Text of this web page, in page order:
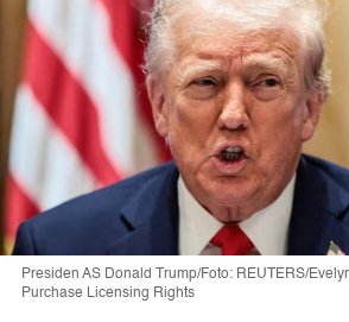
Presiden AS Donald Trump/Foto: REUTERS/
Purchase Licensing Rights